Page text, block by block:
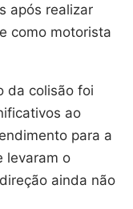
após realizar
como motorista
da colisão foi
ao
para a
levaram o
ainda não